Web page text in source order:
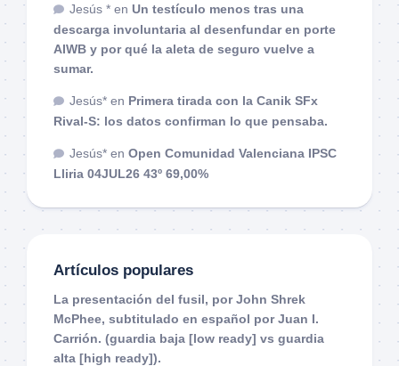
Jesús * en Un testículo menos tras una
descarga involuntaria al desenfundar en porte
AIWB y por qué la aleta de seguro vuelve a
sumar.
Jesús* en Primera tirada con la Canik SFx
Rival-S: los datos confirman lo que pensaba.
Jesús* en Open Comunidad Valenciana IPSC
Lliria 04JUL26 43º 69,00%
Artículos populares
La presentación del fusil, por John Shrek
McPhee, subtitulado en español por Juan I.
Carrión. (guardia baja [low ready] vs guardia
alta [high ready]).